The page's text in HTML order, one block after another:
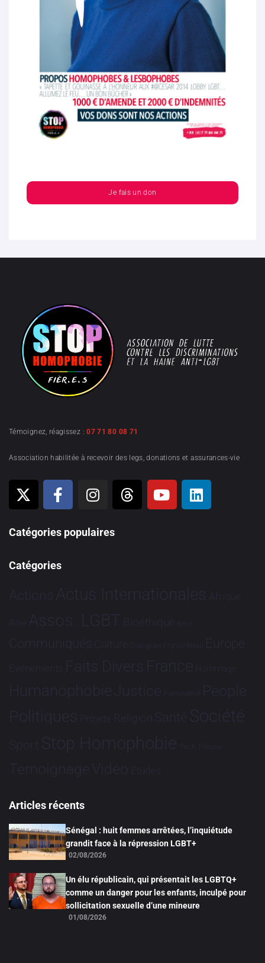
Je fais un don
Témoignez, réagissez :07 71 80 08 71
Association habilitée à recevoir des legs, donations et assurances-vie
Catégories populaires
Catégories
Actions Actus Internationales Afrique
Asie Assos. LGBT Bioéthique Brève
Communiqués Culture Dialogues France-Brésil Europe
Evénements Faits Divers France Hommage
HumanophobieJustice Partenariat People
Politiques Projets Religion Santé Société
Sport Stop Homophobie Tech Tribune
TémoignageVidéo Études
Articles récents
Sénégal : huit femmes arrêtées, l’inquiétude
grandit face à la répression LGBT+
02/08/2026
Un élu républicain, qui présentait les LGBTQ+
comme un danger pour les enfants, inculpé pour
sollicitation sexuelle d’une mineure
01/08/2026